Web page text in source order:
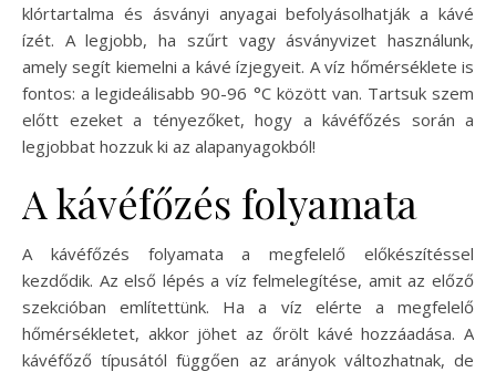
klórtartalma és ásványi anyagai befolyásolhatják a kávé
ízét. A legjobb, ha szűrt vagy ásványvizet használunk,
amely segít kiemelni a kávé ízjegyeit. A víz hőmérséklete is
fontos: a legideálisabb 90-96 °C között van. Tartsuk szem
előtt ezeket a tényezőket, hogy a kávéfőzés során a
legjobbat hozzuk ki az alapanyagokból!
A kávéfőzés folyamata
A kávéfőzés folyamata a megfelelő előkészítéssel
kezdődik. Az első lépés a víz felmelegítése, amit az előző
szekcióban említettünk. Ha a víz elérte a megfelelő
hőmérsékletet, akkor jöhet az őrölt kávé hozzáadása. A
kávéfőző típusától függően az arányok változhatnak, de